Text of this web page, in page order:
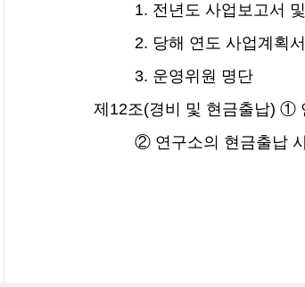
1. 전년도 사업보고서
2. 당해 연도 사업계획
3. 운영위원 명단
제 12조(경비 및 현금출납) ①
② 연구소의 현금출납